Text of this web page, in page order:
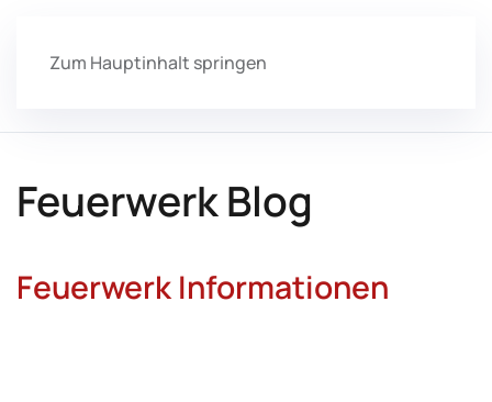
Zum Hauptinhalt springen
Feuerwerk Blog
Feuerwerk Informationen